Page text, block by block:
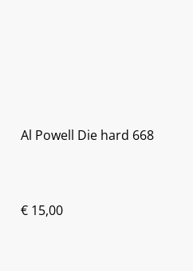
Al Powell Die hard 668
€ 15,00